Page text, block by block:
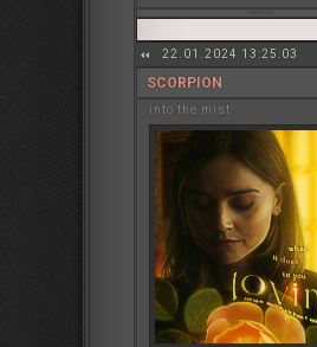
22.01.2024 13:25:03
SCORPION
into the mist